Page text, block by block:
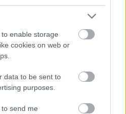
enable storage
cookies on web or
data to be sent to
purposes.
send me
Következő cikk
A Yamaha csapatfőnöke
elmondta, mit tart a bajnoki
cím kulcsának